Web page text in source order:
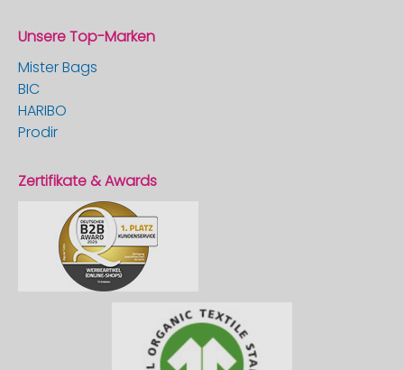
Unsere Top-Marken
Mister Bags
BIC
HARIBO
Prodir
Zertifikate & Awards